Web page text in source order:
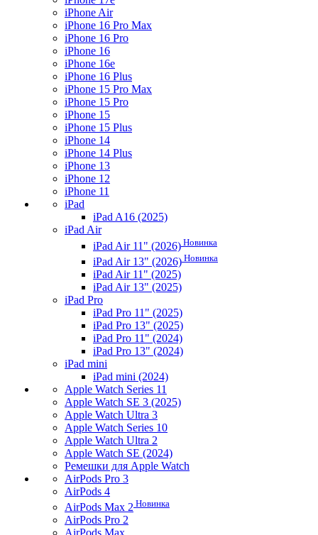
iPhone Air
iPhone 16 Pro Max
iPhone 16 Pro
iPhone 16
iPhone 16e
iPhone 16 Plus
iPhone 15 Pro Max
iPhone 15 Pro
iPhone 15
iPhone 15 Plus
iPhone 14
iPhone 14 Plus
iPhone 13
iPhone 12
iPhone 11
iPad
iPad A16 (2025)
iPad Air
iPad Air 11" (2026) Новинка
iPad Air 13" (2026) Новинка
iPad Air 11" (2025)
iPad Air 13" (2025)
iPad Pro
iPad Pro 11" (2025)
iPad Pro 13" (2025)
iPad Pro 11" (2024)
iPad Pro 13" (2024)
iPad mini
iPad mini (2024)
Apple Watch Series 11
Apple Watch SE 3 (2025)
Apple Watch Ultra 3
Apple Watch Series 10
Apple Watch Ultra 2
Apple Watch SE (2024)
Ремешки для Apple Watch
AirPods Pro 3
AirPods 4
AirPods Max 2 Новинка
AirPods Pro 2